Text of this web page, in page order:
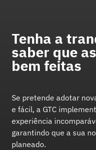
Tenha a
saber que
bem feitas
Se pretende adotar
e fácil, a GTC
experiência
garantindo que a sua
planeado.